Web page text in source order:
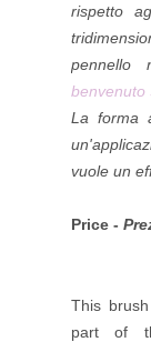
rispetto
pennello
benvenuto
La forma
vuole un
Price -
This
part of